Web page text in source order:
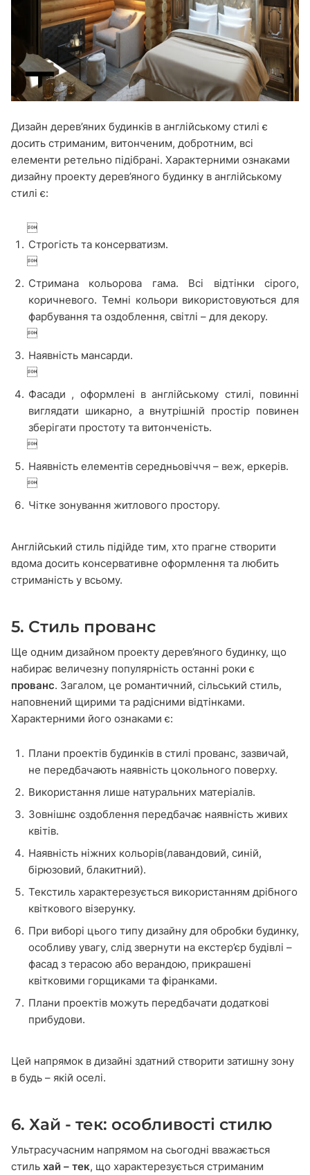
Дизайн дерев’яних будинків в англійському стилі є
досить стриманим, витонченим, добротним, всі
елементи ретельно підібрані. Характерними ознаками
дизайну проекту дерев’яного будинку в англійському
стилі є:

Строгість та консерватизм.

Стримана кольорова гама. Всі відтінки сірого,
коричневого. Темні кольори використовуються для
фарбування та оздоблення, світлі – для декору.

Наявність мансарди.

Фасади , оформлені в англійському стилі, повинні
виглядати шикарно, а внутрішній простір повинен
зберігати простоту та витонченість.

Наявність елементів середньовіччя – веж, еркерів.

Чітке зонування житлового простору.
Англійський стиль підійде тим, хто прагне створити
вдома досить консервативне оформлення та любить
стриманість у всьому.
5. Стиль прованс
Ще одним дизайном проекту дерев’яного будинку, що
набирає величезну популярність останні роки є
прованс. Загалом, це романтичний, сільський стиль,
наповнений щирими та радісними відтінками.
Характерними його ознаками є:
Плани проектів будинків в стилі прованс, зазвичай,
не передбачають наявність цокольного поверху.
Використання лише натуральних матеріалів.
Зовнішнє оздоблення передбачає наявність живих
квітів.
Наявність ніжних кольорів(лавандовий, синій,
бірюзовий, блакитний).
Текстиль характерезується використанням дрібного
квіткового візерунку.
При виборі цього типу дизайну для обробки будинку,
особливу увагу, слід звернути на екстер’єр будівлі –
фасад з терасою або верандою, прикрашені
квітковими горщиками та фіранками.
Плани проектів можуть передбачати додаткові
прибудови.
Цей напрямок в дизайні здатний створити затишну зону
в будь – якій оселі.
6. Хай - тек: особливості стилю
Ультрасучасним напрямом на сьогодні вважається
стиль хай – тек, що характерезується стриманим